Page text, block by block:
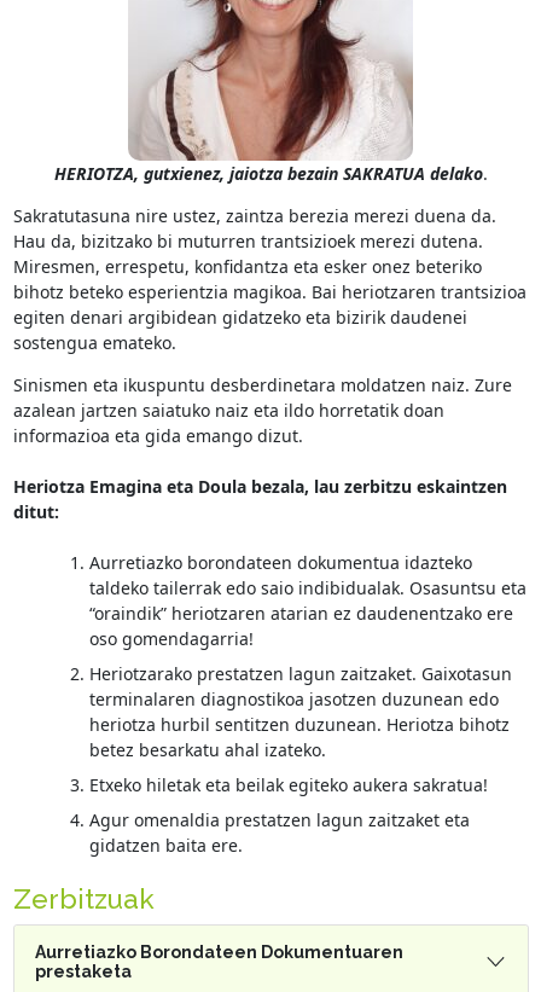
HERIOTZA, gutxienez, jaiotza bezain SAKRATUA delako.
Sakratutasuna nire ustez, zaintza berezia merezi duena da.
Hau da, bizitzako bi muturren trantsizioek merezi dutena.
Miresmen, errespetu, konfidantza eta esker onez beteriko
bihotz beteko esperientzia magikoa. Bai heriotzaren trantsizioa
egiten denari argibidean gidatzeko eta bizirik daudenei
sostengua emateko.
Sinismen eta ikuspuntu desberdinetara moldatzen naiz. Zure
azalean jartzen saiatuko naiz eta ildo horretatik doan
informazioa eta gida emango dizut.
Heriotza Emagina eta Doula bezala, lau zerbitzu eskaintzen
ditut:
Aurretiazko borondateen dokumentua idazteko
taldeko tailerrak edo saio indibidualak. Osasuntsu eta
“oraindik” heriotzaren atarian ez daudenentzako ere
oso gomendagarria!
Heriotzarako prestatzen lagun zaitzaket. Gaixotasun
terminalaren diagnostikoa jasotzen duzunean edo
heriotza hurbil sentitzen duzunean. Heriotza bihotz
betez besarkatu ahal izateko.
Etxeko hiletak eta beilak egiteko aukera sakratua!
Agur omenaldia prestatzen lagun zaitzaket eta
gidatzen baita ere.
Zerbitzuak
Aurretiazko Borondateen Dokumentuaren
prestaketa